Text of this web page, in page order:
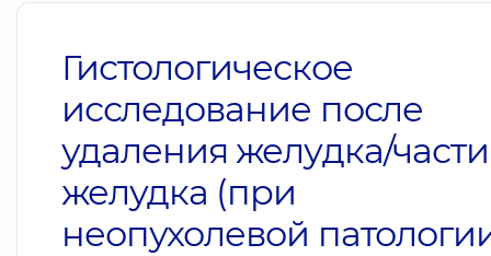
Гистологическое
исследование после
удаления желудка/части
желудка (при
неопухолевой